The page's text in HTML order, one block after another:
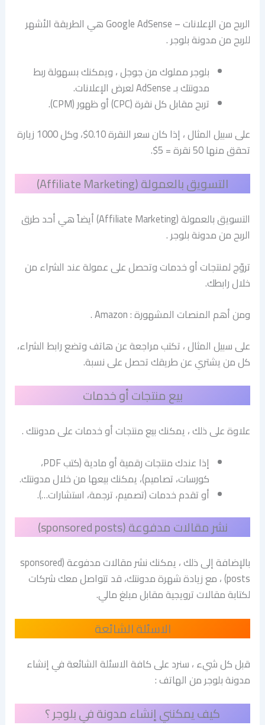
الربح من الإعلانات – Google AdSense هي الطريقة الأشهر
للربح من مدونة بلوجر .
بلوجر مملوك من جوجل ، ويمكنك بسهولة ربط
مدونتك بـ AdSense لعرض الإعلانات.
تربح مقابل كل نقرة (CPC) أو ظهور (CPM).
على سبيل المثال ، إذا كان سعر النقرة 0.10$، وكل 1000 زيارة
تحقق منها 50 نقرة = 5$.
التسويق بالعمولة (Affiliate Marketing)
التسويق بالعمولة (Affiliate Marketing) أيضاً هي أحد طرق
الربح من مدونة بلوجر .
تروّج لمنتجات أو خدمات وتحصل على عمولة عند الشراء من
خلال رابطك.
ومن أهم المنصات المشهورة : Amazon .
على سبيل المثال ، تكتب مراجعة عن هاتف وتضع رابط الشراء،
كل من يشتري عن طريقك تحصل على نسبة.
بيع منتجات أو خدمات
علاوة على ذلك ، يمكنك بيع منتجات أو خدمات على مدونتك .
إذا عندك منتجات رقمية أو مادية (كتب PDF،
كورسات، تصاميم)، يمكنك بيعها من خلال مدونتك.
أو تقدم خدمات (تصميم، ترجمة، استشارات…).
نشر مقالات مدفوعة (sponsored posts)
بالإضافة إلى ذلك ، يمكنك نشر مقالات مدفوعة (sponsored
posts) ، مع زيادة شهرة مدونتك، قد تتواصل معك شركات
لكتابة مقالات ترويجية مقابل مبلغ مالي.
الاسئلة الشائعة
قبل كل شيء ، سنرد على كافة الاسئلة الشائعة في إنشاء
مدونة بلوجر من الهاتف :
كيف يمكنني إنشاء مدونة في بلوجر ؟